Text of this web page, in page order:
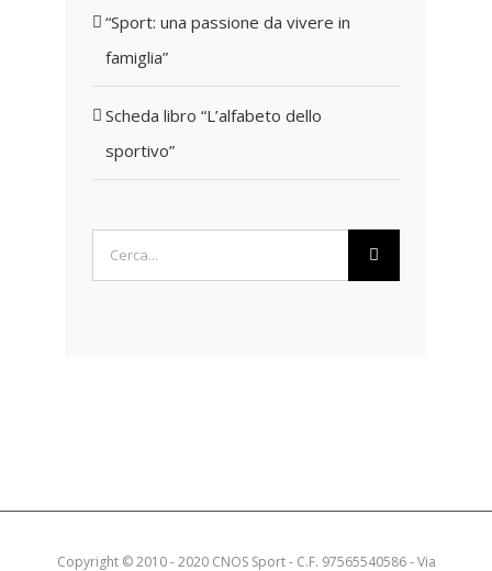
“Sport: una passione da vivere in
famiglia”
Scheda libro “L’alfabeto dello
sportivo”
Cerca
per:
Copyright © 2010 - 2020 CNOS Sport - C.F. 97565540586 - Via